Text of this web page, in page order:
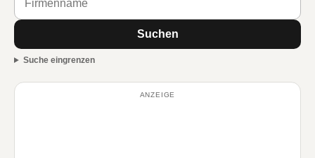
Suchen
Suche eingrenzen
ANZEIGE